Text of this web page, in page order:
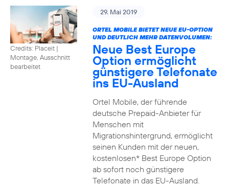
Credits: Placeit |
Montage, Ausschnitt
bearbeitet
29. Mai 2019
ORTEL MOBILE BIETET NEUE EU-OPTION
UND DEUTLICH MEHR DATENVOLUMEN:
Neue Best Europe
Option ermöglicht
günstigere Telefonate
ins EU-Ausland
Ortel Mobile, der führende
deutsche Prepaid-Anbieter für
Menschen mit
Migrationshintergrund, ermöglicht
seinen Kunden mit der neuen,
kostenlosen* Best Europe Option
ab sofort noch günstigere
Telefonate in das EU-Ausland.